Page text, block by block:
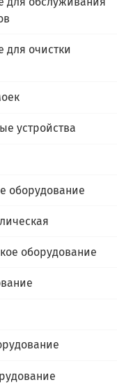
для очистки
устройства
оборудование
оборудование